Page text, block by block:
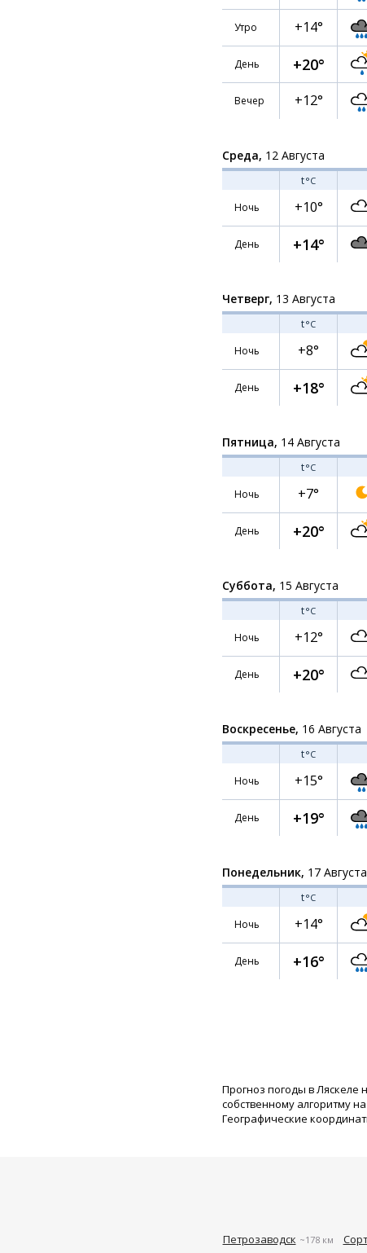
Утро +14°
День +20°
Вечер +12°
Среда, 12 Августа
t°C
Ночь
+10°
День +14°
Четверг, 13 Августа
t°C
Ночь
+8°
День +18°
Пятница, 14 Августа
t°C
Ночь
+7°
День +20°
Суббота, 15 Августа
t°C
Ночь
+12°
День +20°
Воскресенье, 16 Августа
t°C
Ночь
+15°
День +19°
Понедельник, 17 Августа
t°C
Ночь
+14°
День +16°
Прогноз погоды в Ляскеле
собственному алгоритму
Географические
Петрозаводск ~178 км